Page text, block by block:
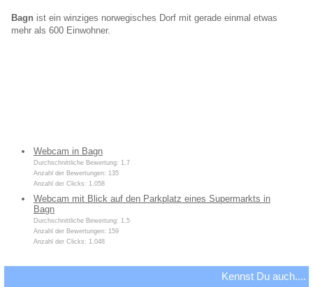
Bagn ist ein winziges norwegisches Dorf mit gerade einmal etwas
mehr als 600 Einwohner.
Webcam in Bagn
Durchschnittliche Bewertung: 1,7
Anzahl der Bewertungen: 135
Anzahl der Clicks: 1.058
Webcam mit Blick auf den Parkplatz eines Supermarkts in
Bagn
Durchschnittliche Bewertung: 1,5
Anzahl der Bewertungen: 159
Anzahl der Clicks: 1.048
Kennst Du auch....